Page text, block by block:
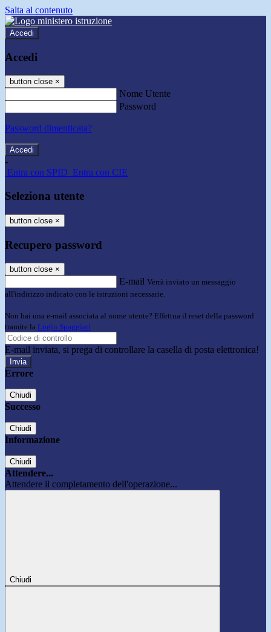
Salta al contenuto
Accedi
Accedi
button close ×
Nome Utente
Password
Password dimenticata?
-
Entra con SPID Entra con CIE
Seleziona utente
button close ×
Recupero password
button close ×
E-mail Verrà inviato un messaggio
all'indirizzo indicato con le istruzioni necessarie.
Non hai una e-mail associata al nome utente? Effettua il reset della password
tramite la Login Spaggiari
E-mail inviata, si prega di controllare la casella di posta elettronica!
Errore
Chiudi
Successo
Chiudi
Informazione
Chiudi
Attendere...
Attendere il completamento dell'operazione...
Chiudi